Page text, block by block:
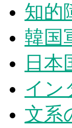
知的
韓国
日
イン
文系